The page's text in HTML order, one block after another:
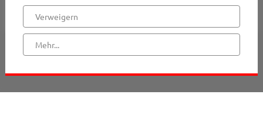
Verweigern
Mehr...